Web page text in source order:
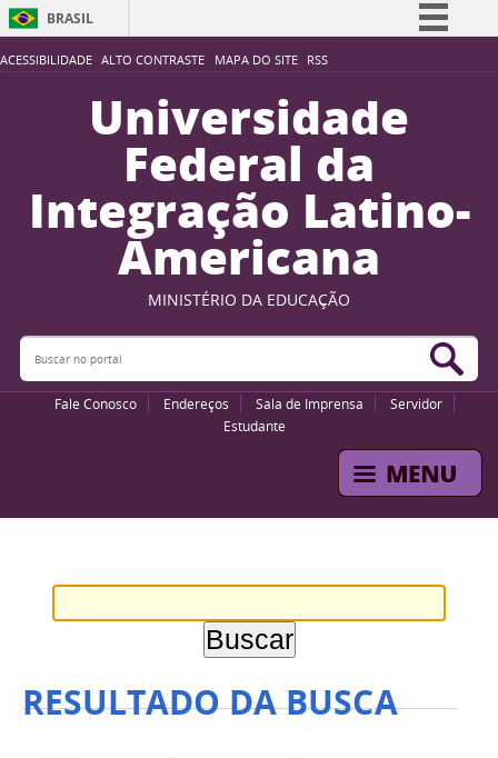
ACESSIBILIDADE ALTO CONTRASTE MAPA DO SITE RSS
BRASIL
Simplifique!
Participe
Acesso à informação
Legislação
Canais
Universidade
Federal da
Integração Latino-
Americana
MINISTÉRIO DA EDUCAÇÃO
Buscar no portal
Fale Conosco Endereços Sala de Imprensa
Servidor
Estudante
RESULTADO DA BUSCA